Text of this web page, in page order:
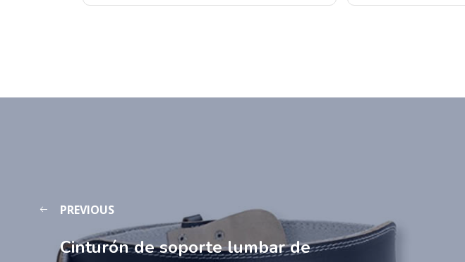
PREVIOUS
Cinturón de soporte lumbar de